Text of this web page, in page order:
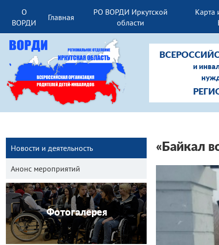
О
ВОРДИ
Главная
РО ВОРДИ Иркутской
области
Карта
и
Новости и деятельность
Анонс мероприятий
Фотогалерея
«Байкал